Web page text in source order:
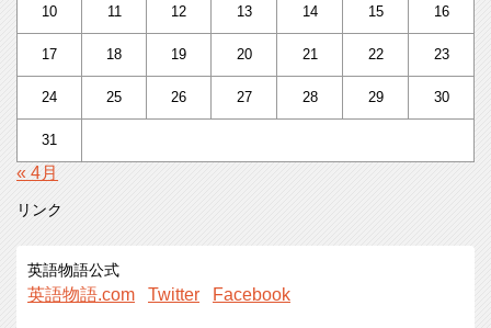
10 11 12 13 14 15 16
17 18 19 20 21 22 23
24 25 26 27 28 29 30
31
« 4月
リンク
英語物語公式
英語物語.com Twitter Facebook